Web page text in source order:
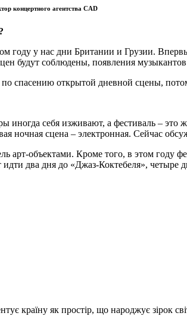
концертного агентства CAD
году у нас дни Британии и Грузии.
будут соблюдены, появления
спасению открытой дневной сцены,
иногда себя изживают, а фестиваль –
ночная сцена – электронная. Сейчас
арт-объектами. Кроме того, в этом
два дня до «Джаз-Коктебеля», четыре
країну як простір, що народжує зірок